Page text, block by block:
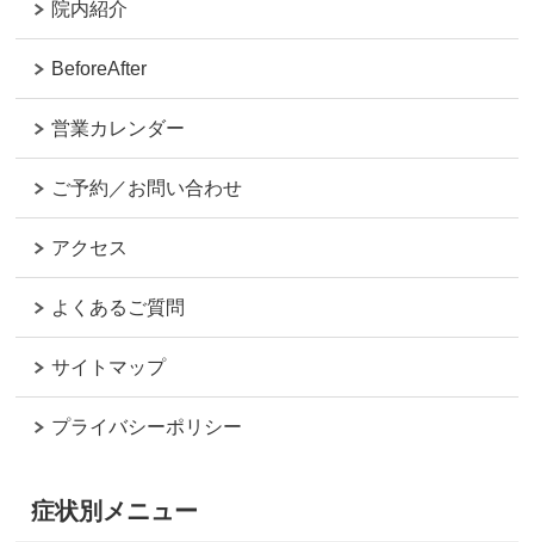
院内紹介
BeforeAfter
営業カレンダー
ご予約／お問い合わせ
アクセス
よくあるご質問
サイトマップ
プライバシーポリシー
症状別メニュー